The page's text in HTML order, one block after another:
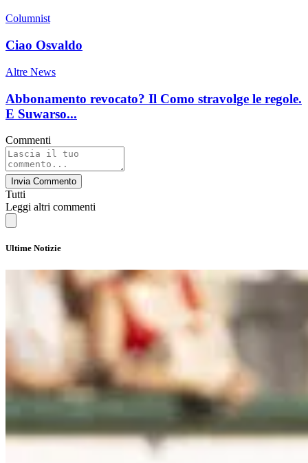
Columnist
Ciao Osvaldo
Altre News
Abbonamento revocato? Il Como stravolge le regole.
E Suwarso...
Commenti
Invia Commento
Tutti
Leggi altri commenti
Ultime Notizie